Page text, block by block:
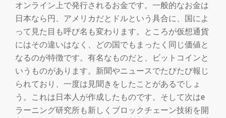
オンライン上で発行されるお金です。一般的なお金は
日本なら円、アメリカだとドルという具合に、国によ
って見た目も呼び名も変わります。ところが仮想通貨
にはその違いはなく、どの国でもまったく同じ価値と
なるのが特徴です。有名なものだと、ビットコインと
いうものがあります。新聞やニュースでたびたび報じ
られており、一度は見聞きをしたことがあるでしょ
う。これは日本人が作成したものです。そして次はe
ラーニング研究所も新しくブロックチェーン技術を開